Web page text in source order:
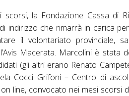
la Fondazione Cassa di
indirizzo che rimarrà in carica
il volontariato provinciale,
Macerata. Marcolini è stata
(gli altri erano Renato
Cocci Grifoni – Centro di
line, convocato nei mesi scorsi